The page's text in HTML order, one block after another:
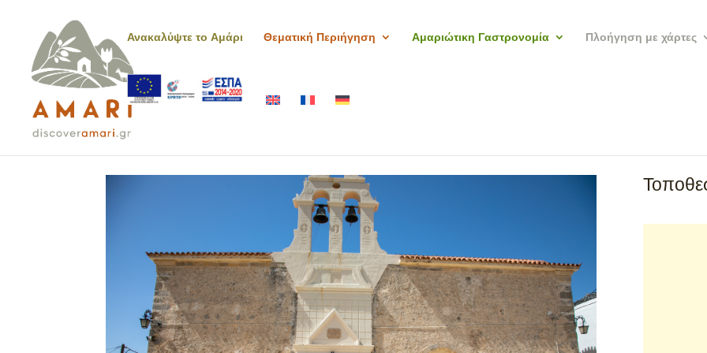
Ανακαλύψτε το Αμάρι Θεματική Περιήγηση Αμαριώτικη Γαστρονομία Πλοήγηση με χάρτες